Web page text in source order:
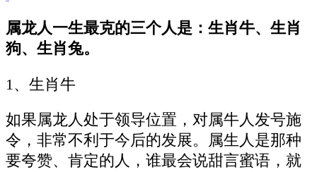
属龙人一生最克的三个人是：生肖牛、生肖
狗、生肖兔。
1、生肖牛
如果属龙人处于领导位置，对属牛人发号施
令，非常不利于今后的发展。属生人是那种
要夸赞、肯定的人，谁最会说甜言蜜语，就